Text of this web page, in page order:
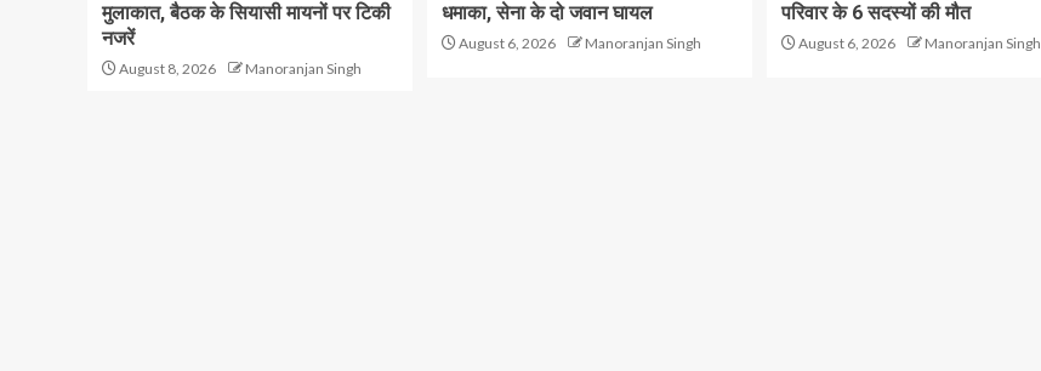
मुलाकात, बैठक के सियासी मायनों पर टिकी
नजरें
August 8, 2026 Manoranjan Singh
धमाका, सेना के दो जवान घायल
August 6, 2026 Manoranjan Singh
परिवार के 6 सदस्यों की मौत
August 6, 2026 Manoranjan Singh